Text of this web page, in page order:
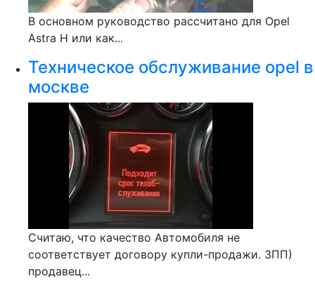
В основном руководство рассчитано для Opel
Astra H или как...
Техническое обслуживание opel в
москве
Считаю, что качество Автомобиля не
соответствует договору купли-продажи. ЗПП)
продавец...